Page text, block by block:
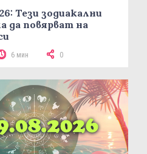
Тези зодиакални
да повярват на
6 мин 0